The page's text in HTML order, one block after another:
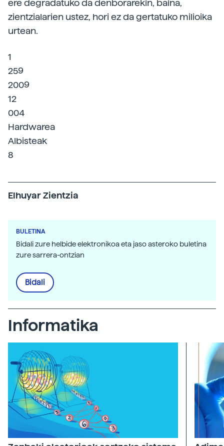
ere degradatuko da denborarekin, baina,
zientzialarien ustez, hori ez da gertatuko milioika
urtean.
1
259
2009
12
004
Hardwarea
Albisteak
8
Elhuyar Zientzia
BULETINA
Bidali zure helbide elektronikoa eta jaso asteroko buletina
zure sarrera-ontzian
Bidali
Informatika